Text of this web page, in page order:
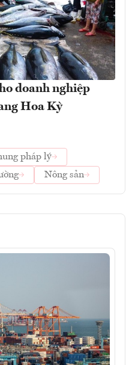
doanh nghiệp
Hoa Kỳ
pháp lý
Nông sản